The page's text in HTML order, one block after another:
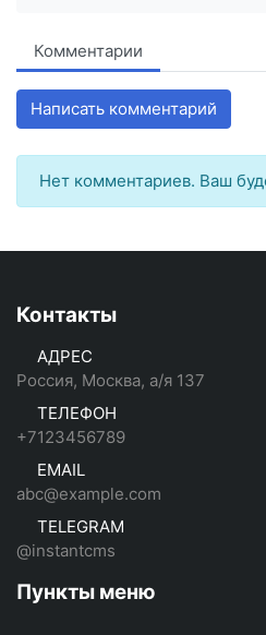
Комментарии
Написать комментарий
Нет комментариев. Ваш
Контакты
АДРЕС
Россия, Москва, а/я 137
ТЕЛЕФОН
+7123456789
EMAIL
abc@example.com
TELEGRAM
@instantcms
Пункты меню